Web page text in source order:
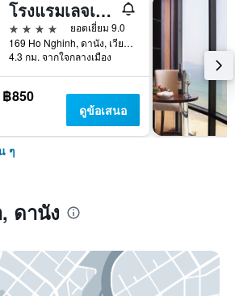
โรงแรมเลจเอ็นด์ บูทีค
4 ดาว
ยอดเยี่ยม 9.0
169 Ho Nghinh, ดานัง, เวียดนาม
4.3 กม. จากใจกลางเมือง
฿850
ดูข้อเสนอ
ๆ
ดานัง